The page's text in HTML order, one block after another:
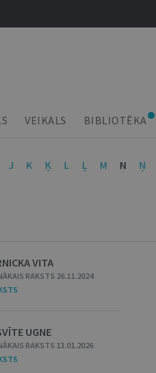
VEIKALS BIBLIOTĒKA
J K Ķ L Ļ M N Ņ
VITA
RAKSTS 26.11.2024
UGNE
RAKSTS 13.01.2026